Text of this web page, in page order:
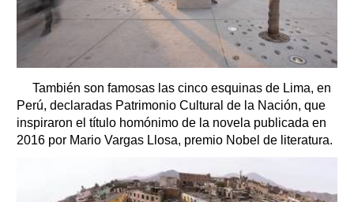
También son famosas las cinco esquinas de Lima, en
Perú, declaradas Patrimonio Cultural de la Nación, que
inspiraron el título homónimo de la novela publicada en
2016 por Mario Vargas Llosa, premio Nobel de literatura.